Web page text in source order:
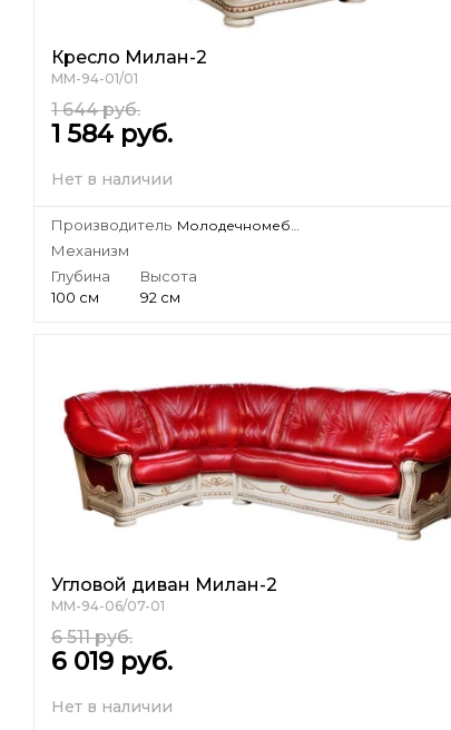
Кресло Милан-2
ММ-94-01/01
1 644 руб.
1 584 руб.
Нет в наличии
Производитель Молодечномебель, ЗАО
Механизм
Глубина
100 см
Высота
92 см
Угловой диван Милан-2
ММ-94-06/07-01
6 511 руб.
6 019 руб.
Нет в наличии